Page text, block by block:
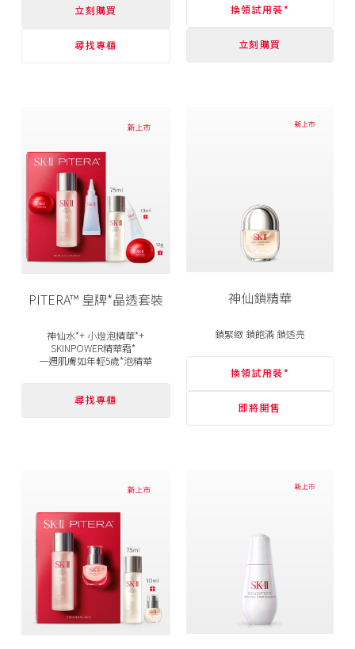
立刻購買
尋找專櫃
換領試用裝*
立刻購買
PITERA™ 皇牌*晶透套裝
神仙水*+ 小燈泡精華*+
SKINPOWER精華霜*
一週肌膚如年輕5歲*泡精華
尋找專櫃
神仙鎖精華
鎖緊緻 鎖飽滿 鎖透亮
換領試用裝*
即將開售